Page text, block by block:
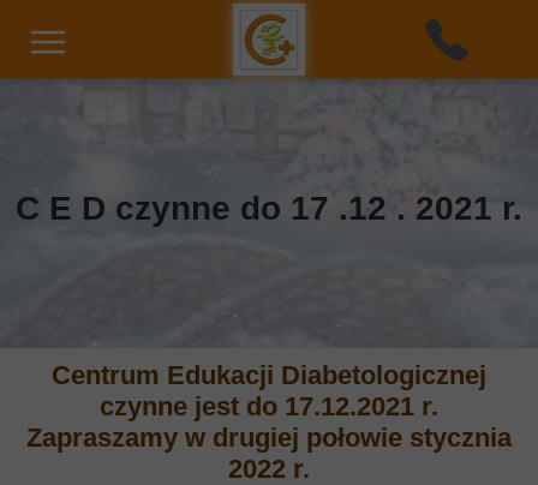
C E D czynne do 17 .12 . 2021 r.
Centrum Edukacji Diabetologicznej
czynne jest do 17.12.2021 r.
Zapraszamy w drugiej połowie stycznia
2022 r.